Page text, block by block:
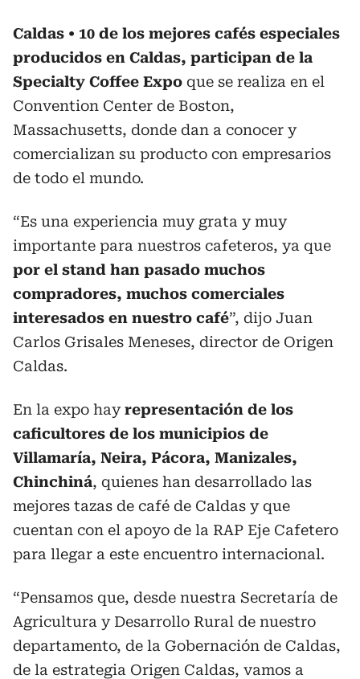
Caldas
10 de los mejores cafés especiales
producidos en Caldas, participan de la
Specialty Coffee Expo que se realiza en el
Convention Center de Boston,
Massachusetts, donde dan a conocer y
comercializan su producto con empresarios
de todo el mundo.
“Es una experiencia muy grata y muy
importante para nuestros cafeteros, ya que
por el stand han pasado muchos
compradores, muchos comerciales
interesados en nuestro café”, dijo Juan
Carlos Grisales Meneses, director de Origen
Caldas.
En la expo hayrepresentación de los
caficultores de los municipios de
Villamaría, Neira, Pácora, Manizales,
Chinchiná, quienes han desarrollado las
mejores tazas de café de Caldas y que
cuentan con el apoyo de la RAP Eje Cafetero
para llegar a este encuentro internacional.
“Pensamos que, desde nuestra Secretaría de
Agricultura y Desarrollo Rural de nuestro
departamento, de la Gobernación de Caldas,
de la estrategia Origen Caldas, vamos a